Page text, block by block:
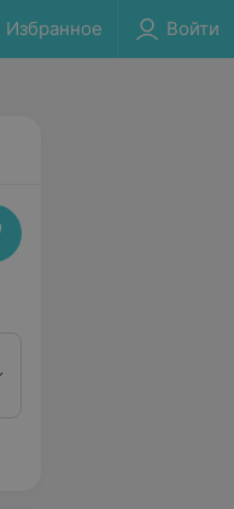
Избранное Войти